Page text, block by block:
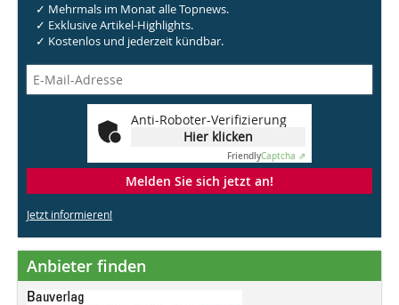
✓ Mehrmals im Monat alle Topnews.
✓ Exklusive Artikel-Highlights.
✓ Kostenlos und jederzeit kündbar.
Anti-Roboter-Verifizierung
Hier klicken
FriendlyCaptcha ⇗
Melden Sie sich jetzt an!
Jetzt informieren!
Anbieter finden